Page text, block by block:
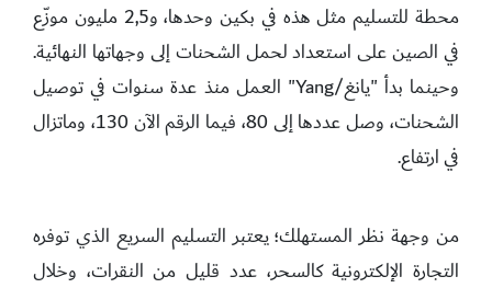
محطة للتسليم مثل هذه في بكين وحدها، و2,5 مليون موزّع
في الصين على استعداد لحمل الشحنات إلى وجهاتها النهائية.
وحينما بدأ "يانغ/Yang" العمل منذ عدة سنوات في توصيل
الشحنات، وصل عددها إلى 80، فيما الرقم الآن 130، وماتزال
في ارتفاع.
من وجهة نظر المستهلك؛ يعتبر التسليم السريع الذي توفره
التجارة الإلكترونية كالسحر، عدد قليل من النقرات، وخلال